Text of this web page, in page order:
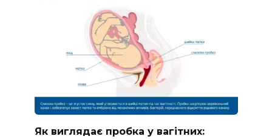
Як виглядає пробка у вагітних: